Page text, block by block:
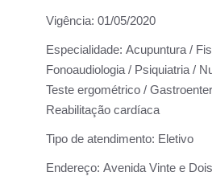
Vigência: 01/05/2020
Especialidade: Acupuntura /
Fonoaudiologia / Psiquiatria /
Teste ergométrico /
Reabilitação cardíaca
Tipo de atendimento: Eletivo
Endereço: Avenida Vinte e